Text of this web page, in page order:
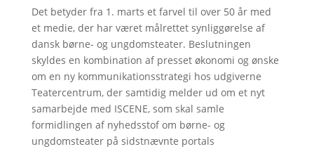
Det betyder fra 1. marts et farvel til over 50 år med
et medie, der har været målrettet synliggørelse af
dansk børne- og ungdomsteater. Beslutningen
skyldes en kombination af presset økonomi og ønske
om en ny kommunikationsstrategi hos udgiverne
Teatercentrum, der samtidig melder ud om et nyt
samarbejde med ISCENE, som skal samle
formidlingen af nyhedsstof om børne- og
ungdomsteater på sidstnævnte portals